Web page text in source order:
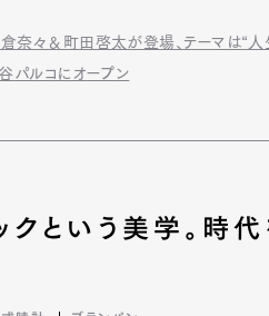
倉奈々＆町田啓太が登場、テーマは“人
パルコにオープン
クという美学。時